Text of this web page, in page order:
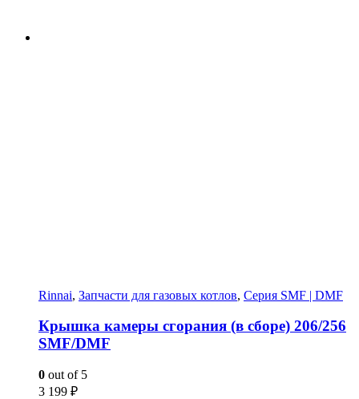
Rinnai, Запчасти для газовых котлов, Серия SMF | DMF
Крышка камеры сгорания (в сборе) 206/256
SMF/DMF
0 out of 5
3 199 ₽